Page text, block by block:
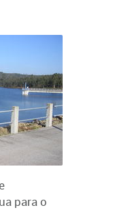
para o